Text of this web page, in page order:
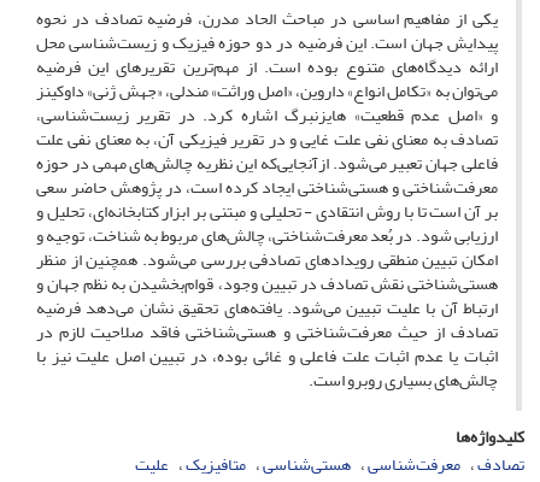
یکی از مفاهیم اساسی در مباحث الحاد مدرن، فرضیه تصادف در نحوه
پیدایش جهان است. این فرضیه در دو حوزه فیزیک و زیست‌شناسی محل
ارائه دیدگاه‌های متنوع بوده است. از مهم‌ترین تقریرهای این فرضیه
می‌توان به «تکامل انواع» داروین، «اصل وراثت» مندلی، «جهش ژنی» داوکینز
و «اصل عدم قطعیت» هایزنبرگ اشاره کرد. در تقریر زیست‌شناسی،
تصادف به معنای نفی علت غایی و در تقریر فیزیکی آن، به معنای نفی علت
فاعلی جهان تعبیر می‌شود. ازآنجایی‌که این نظریه چالش‌های مهمی در حوزه
معرفت‌شناختی و هستی‌شناختی ایجاد کرده است، در پژوهش حاضر سعی
بر آن است تا با روش انتقادی - تحلیلی و مبتنی بر ابزار کتابخانه‌ای، تحلیل و
ارزیابی شود. در بُعد معرفت‌شناختی، چالش‌های مربوط به شناخت، توجیه و
امکان تبیین منطقی رویدادهای تصادفی بررسی می‌شود. همچنین از منظر
هستی‌شناختی نقش تصادف در تبیین وجود، قوام‌بخشیدن به نظم جهان و
ارتباط آن با علیت تبیین می‌شود. یافته‌های تحقیق نشان می‌دهد فرضیه
تصادف از حیث معرفت‌شناختی و هستی‌شناختی فاقد صلاحیت لازم در
اثبات یا عدم اثبات علت فاعلی و غائی بوده، در تبیین اصل علیت نیز با
چالش‌های بسیاری روبرو است.
کلیدواژه‌ها
تصادف معرفت‌شناسی هستی‌شناسی متافیزیک علیت